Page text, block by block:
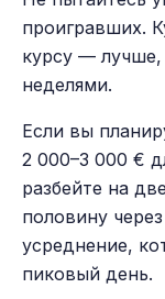
проигравших.
курсу —
неделями.
Если вы
2 000–3 000 €
разбейте на
половину
усреднение,
пиковый день.